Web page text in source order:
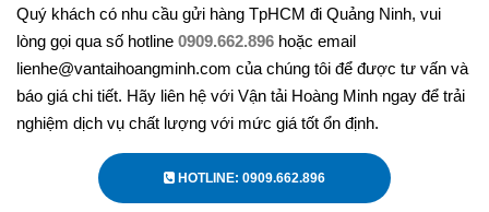
Quý khách có nhu cầu gửi hàng TpHCM đi Quảng Ninh, vui
lòng gọi qua số hotline 0909.662.896 hoặc email
lienhe@vantaihoangminh.com của chúng tôi để được tư vấn và
báo giá chi tiết. Hãy liên hệ với Vận tải Hoàng Minh ngay để trải
nghiệm dịch vụ chất lượng với mức giá tốt ổn định.
HOTLINE: 0909.662.896